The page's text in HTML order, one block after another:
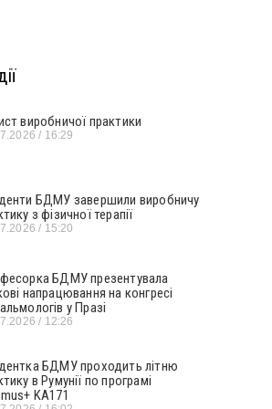
виробничої практики
16:29
БДМУ завершили виробничу
з фізичної терапії
15:20
БДМУ презентувала
напрацювання на конгресі
у Празі
12:26
БДМУ проходить літню
в Румунії по програмі
KA171